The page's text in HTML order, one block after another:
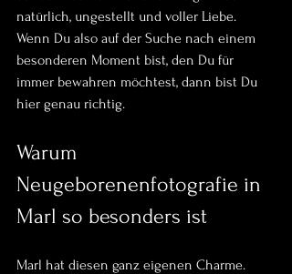
natürlich, ungestellt und voller Liebe.
Wenn Du also auf der Suche nach einem
besonderen Moment bist, den Du für
immer bewahren möchtest, dann bist Du
hier genau richtig.
Warum
Neugeborenenfotografie in
Marl so besonders ist
Marl hat diesen ganz eigenen Charme.